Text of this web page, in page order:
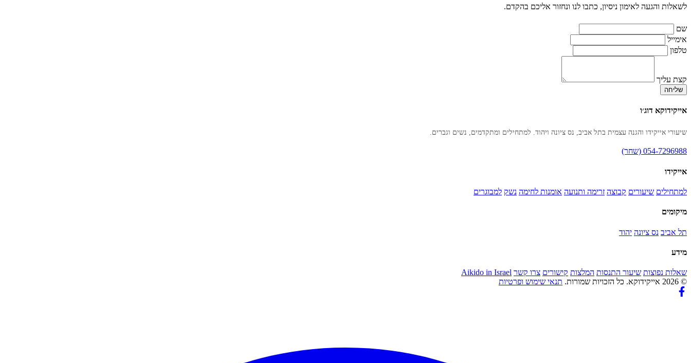
לשאלות והגעה לאימון ניסיון, כתבו לנו ונחזור אליכם בהקדם.
שם
אימייל
טלפון
קצת עליך
שליחה
אייקידוקא דוג׳ו
שיעורי אייקידו והגנה עצמית בתל אביב, נס ציונה ויהוד. למתחילים ומתקדמים, נשים וגברים.
054-7296988 (שחר)
אייקידו
למתחילים שיעורים קבוצה זרימה ותנועה אומנות לחימה נשק למבוגרים
מיקומים
תל אביב נס ציונה יהוד
מידע
שאלות נפוצות שיעור התנסות המלצות קישורים צרו קשר Aikido in Israel
© 2026 אייקידוקא. כל הזכויות שמורות.
תנאי שימוש ופרטיות